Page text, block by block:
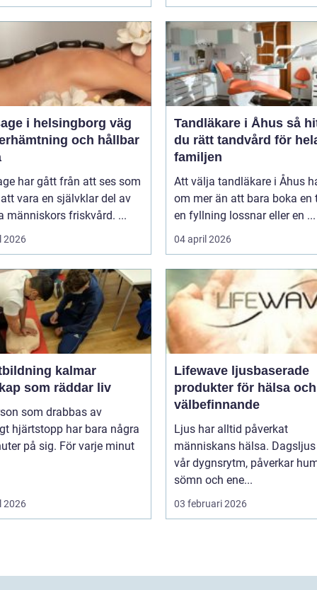
i helsingborg väg
och hållbar
har gått från att ses som
vara en självklar del av
människors friskvård. ...
2026
Tandläkare i Åhus så hittar
du rätt tandvård för
familjen
Att välja tandläkare i Åhus
om mer än att bara boka en
en fyllning lossnar eller en ...
04 april 2026
kalmar
som räddar liv
som drabbas av
hjärtstopp har bara några
på sig. För varje minut
2026
Lifewave ljusbaserade
produkter för hälsa och
välbefinnande
Ljus har alltid påverkat
människans hälsa.
vår dygnsrytm, påverkar
sömn och ene...
03 februari 2026